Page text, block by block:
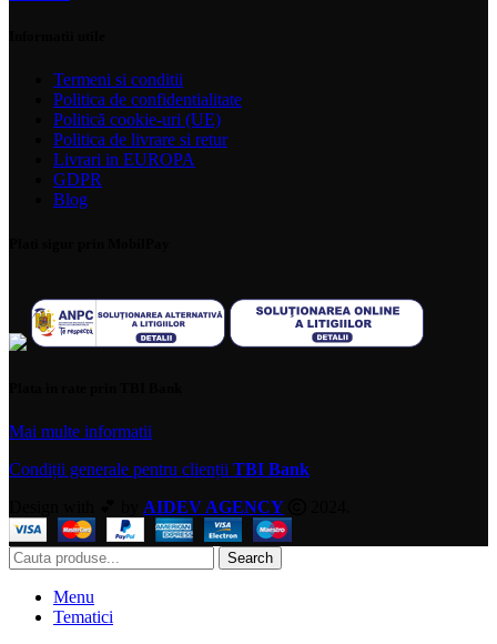
Termeni si conditii
Politica de confidentialitate
Politică cookie-uri (UE)
Politica de livrare si retur
Livrari in EUROPA
GDPR
Blog
Mai multe informatii
Condiții generale pentru clienții TBI Bank
AIDEV AGENCY
Search
Menu
Tematici